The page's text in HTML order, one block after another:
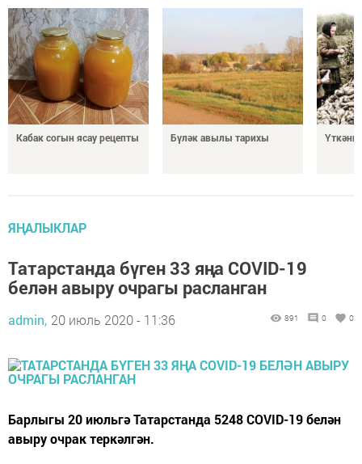
Кабак согын ясау рецепты Бүләк авылы тарихы
ЯҢАЛЫКЛАР
Татарстанда бүген 33 яңа COVID-19
белән авыру очрагы расланган
admin, 20 июль 2020 - 11:36 891 0 0
Барлыгы 20 июльгә Татарстанда 5248 COVID-19 белән
авыру очрак теркәлгән.